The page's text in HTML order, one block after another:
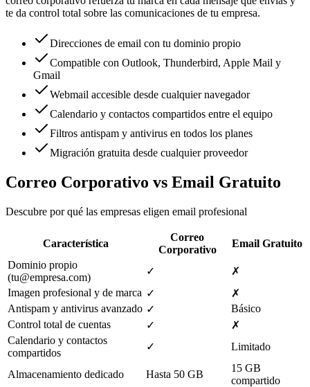
te da control total sobre las comunicaciones de tu empresa.
Direcciones de email con tu dominio propio
Compatible con Outlook, Thunderbird, Apple Mail y
Gmail
Webmail accesible desde cualquier navegador
Calendario y contactos compartidos entre el equipo
Filtros antispam y antivirus en todos los planes
Migración gratuita desde cualquier proveedor
Correo Corporativo vs Email Gratuito
Descubre por qué las empresas eligen email profesional
Característica
Correo
Corporativo
Email Gratuito
Dominio propio
(tu@empresa.com)
✓
✗
Imagen profesional y de marca ✓
✗
Antispam y antivirus avanzado ✓
Básico
Control total de cuentas
✓
✗
Calendario y contactos
compartidos
✓ Limitado
Almacenamiento dedicado Hasta 50 GB
15 GB
compartido